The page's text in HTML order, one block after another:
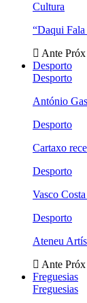
Cultura
“Daqui
Ante Próx
Desporto
Desporto
António
Desporto
Cartaxo
Desporto
Vasco
Desporto
Ateneu
Ante Próx
Freguesias
Freguesias